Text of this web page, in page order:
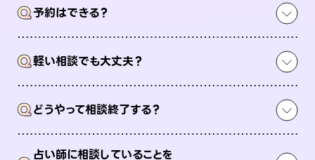
Q予約はできる？
Q軽い相談でも大丈夫？
Qどうやって相談終了する？
占い師に相談していることを